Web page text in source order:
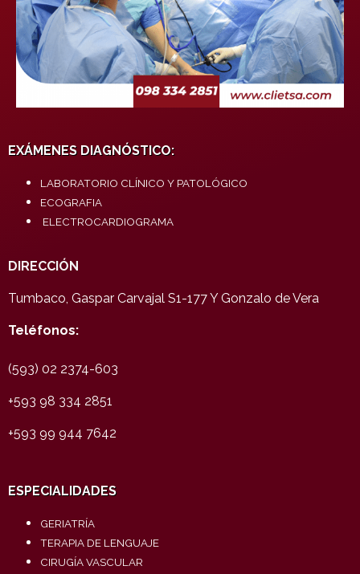
EXÁMENES DIAGNÓSTICO:
LABORATORIO CLÍNICO Y PATOLÓGICO
ECOGRAFIA
ELECTROCARDIOGRAMA
DIRECCIÓN
Tumbaco, Gaspar Carvajal S1-177 Y Gonzalo de Vera
Teléfonos:
(593) 02 2374-603
+593 98 334 2851
+593 99 944 7642
ESPECIALIDADES
GERIATRÍA
TERAPIA DE LENGUAJE
CIRUGÍA VASCULAR